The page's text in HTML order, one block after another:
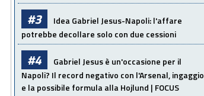
#3
Idea Gabriel Jesus-Napoli: l'affare
potrebbe decollare solo con due cessioni
#4
Gabriel Jesus è un'occasione per il
Napoli? Il record negativo con l'Arsenal, ingaggio
e la possibile formula alla Hojlund | FOCUS